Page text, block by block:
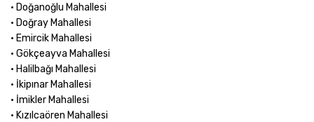
• Doğanoğlu Mahallesi
• Doğray Mahallesi
• Emircik Mahallesi
• Gökçeayva Mahallesi
• Halilbağı Mahallesi
• İkipınar Mahallesi
• İmikler Mahallesi
• Kızılcaören Mahallesi